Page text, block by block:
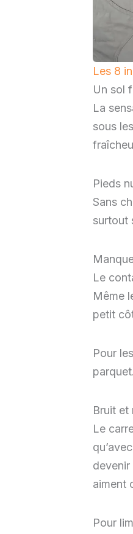
Les 8
Un sol
La
sous
Pieds
Sans
surtout
Le
Même
petit
Pour
parquet.
Bruit et
Le
aiment
Pour